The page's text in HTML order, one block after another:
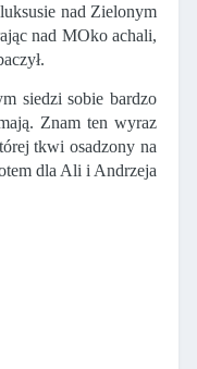
nad Zielonym
nad MOko achali,
siedzi sobie bardzo
Znam ten wyraz
tkwi osadzony na
dla Ali i Andrzeja